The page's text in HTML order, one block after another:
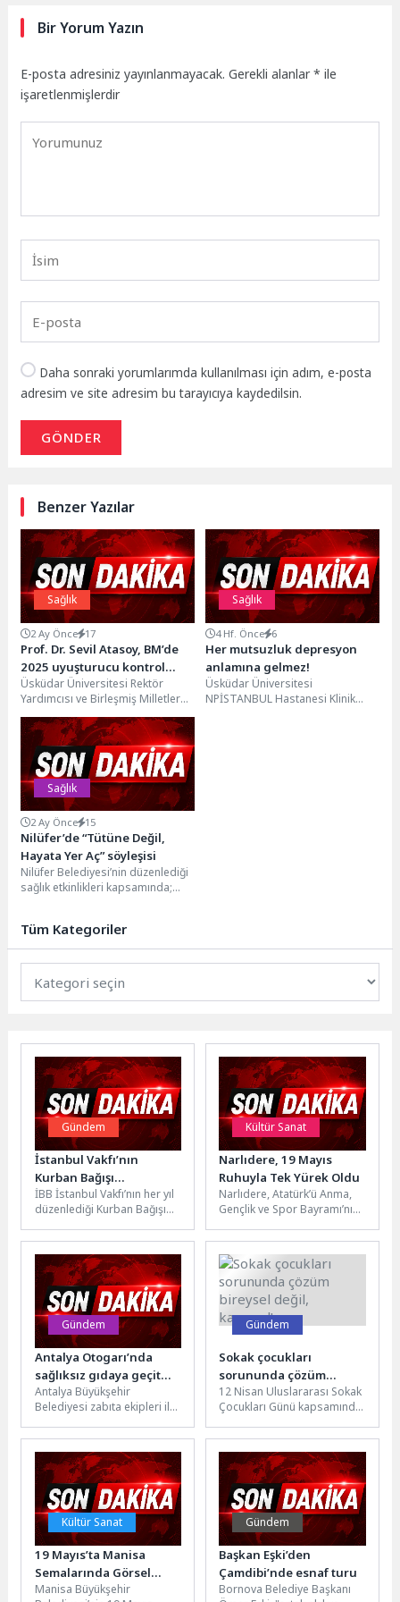
Bir Yorum Yazın
E-posta adresiniz yayınlanmayacak. Gerekli alanlar* ile
işaretlenmişlerdir
Daha sonraki yorumlarımda kullanılması için adım, e-posta
adresim ve site adresim bu tarayıcıya kaydedilsin.
GÖNDER
Benzer Yazılar
Sağlık
2 Ay Önce 17
Prof. Dr. Sevil Atasoy, BM’de
2025 uyuşturucu kontrol
raporlarını sundu
Üsküdar Üniversitesi Rektör
Yardımcısı ve Birleşmiş Milletler
Uluslararası Uyuşturucu Kontrol
Kurulu (INCB) Başkanı Prof. Dr....
Sağlık
4 Hf. Önce 6
Her mutsuzluk depresyon
anlamına gelmez!
Üsküdar Üniversitesi
NPİSTANBUL Hastanesi Klinik
Sağlık
2 Ay Önce 15
Nilüfer’de “Tütüne Değil,
Hayata Yer Aç” söyleşisi
Nilüfer Belediyesi’nin düzenlediği
sağlık etkinlikleri kapsamında;
denetimleri...
Tüm Kategoriler
Gündem
İstanbul Vakfı’nın
Kurban Bağışı
Kampanyası Başladı
İBB İstanbul Vakfı’nın her yıl
düzenlediği Kurban Bağışı
Hijyenik ortamlarda İslami
usullere göre...
Kültür Sanat
Narlıdere, 19 Mayıs
Ruhuyla Tek Yürek Oldu
Narlıdere, Atatürk’ü Anma,
Gençlik ve Spor Bayramı’nı
gerçekleştirilen 19 Mayıs
Korteji ve...
Gündem
Antalya Otogarı’nda
sağlıksız gıdaya geçit
yok
Antalya Büyükşehir
Belediyesi zabıta ekipleri ile
görevlilerinin dikkati, halk
sağlığını tehdit edebilecek
bir...
Gündem
Sokak çocukları
sorununda çözüm
bireysel değil, kamusal!
12 Nisan Uluslararası Sokak
Çocukları Günü kapsamında
Prof. Dr. Abdullah Karatay,
sokakta yaşayan...
Kültür Sanat
19 Mayıs’ta Manisa
Semalarında Görsel
Şölen
Manisa Büyükşehir
Gündem
Başkan Eşki’den
Çamdibi’nde esnaf turu
Bornova Belediye Başkanı